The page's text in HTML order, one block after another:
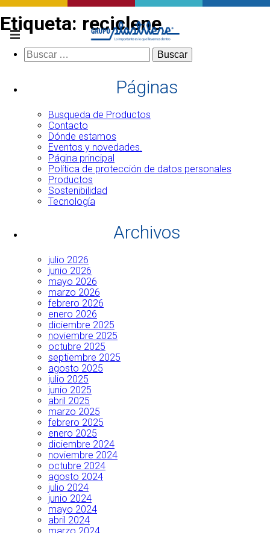
Etiqueta: reciclene
Buscar:
Páginas
Busqueda de Productos
Contacto
Dónde estamos
Eventos y novedades.
Página principal
Política de protección de datos personales
Productos
Sostenibilidad
Tecnología
Archivos
julio 2026
junio 2026
mayo 2026
marzo 2026
febrero 2026
enero 2026
diciembre 2025
noviembre 2025
octubre 2025
septiembre 2025
agosto 2025
julio 2025
junio 2025
abril 2025
marzo 2025
febrero 2025
enero 2025
diciembre 2024
noviembre 2024
octubre 2024
agosto 2024
julio 2024
junio 2024
mayo 2024
abril 2024
marzo 2024